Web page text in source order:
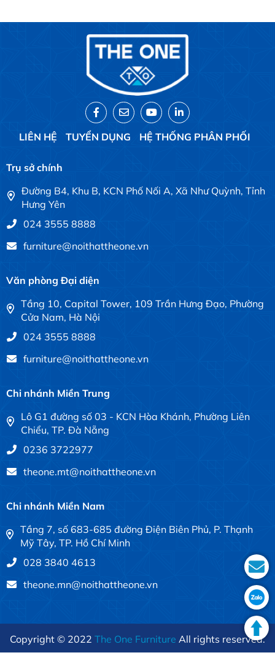
LIÊN HỆ TUYỂN DỤNG HỆ THỐNG PHÂN PHỐI
Trụ sở chính
Đường B4, Khu B, KCN Phố Nối A, Xã Như Quỳnh, Tỉnh
Hưng Yên
024 3555 8888
furniture@noithattheone.vn
Văn phòng Đại diện
Tầng 10, Capital Tower, 109 Trần Hưng Đạo, Phường
Cửa Nam, Hà Nội
024 3555 8888
furniture@noithattheone.vn
Chi nhánh Miền Trung
Lô G1 đường số 03 - KCN Hòa Khánh, Phường Liên
Chiểu, TP. Đà Nẵng
0236 3722977
theone.mt@noithattheone.vn
Chi nhánh Miền Nam
Tầng 7, số 683-685 đường Điện Biên Phủ, P. Thạnh
Mỹ Tây, TP. Hồ Chí Minh
028 3840 4613
theone.mn@noithattheone.vn
Copyright © 2022 The One Furniture All rights reserved.